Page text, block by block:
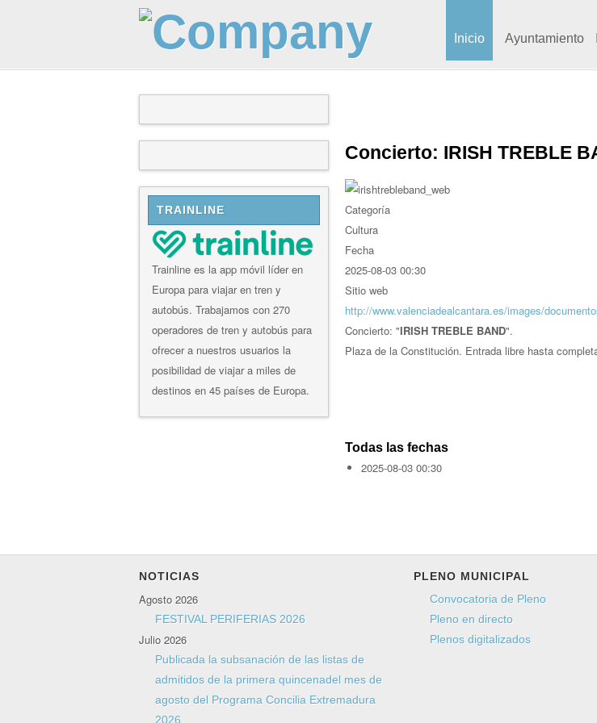
Inicio Ayuntamiento
TRAINLINE
Trainline es la app móvil líder en
Europa para viajar en tren y
autobús. Trabajamos con 270
operadores de tren y autobús para
ofrecer a nuestros usuarios la
posibilidad de viajar a miles de
destinos en 45 países de Europa.
Concierto: IRISH TREBLE
Categoría
Cultura
Fecha
2025-08-03 00:30
Sitio web
http://www.valenciadealcantara.es/images/
Concierto: "IRISH TREBLE BAND".
Plaza de la Constitución. Entrada libre hasta
Todas las fechas
2025-08-03 00:30
NOTICIAS
Agosto 2026
FESTIVAL PERIFERIAS 2026
Julio 2026
Publicada la subsanación de las listas de
admitidos de la primera quincenadel mes de
agosto del Programa Concilia Extremadura
2026
PLENO MUNICIPAL
Convocatoria de Pleno
Pleno en directo
Plenos digitalizados